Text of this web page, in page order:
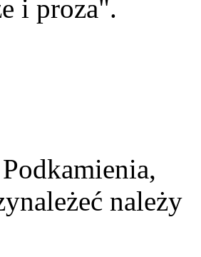
i proza".
należy